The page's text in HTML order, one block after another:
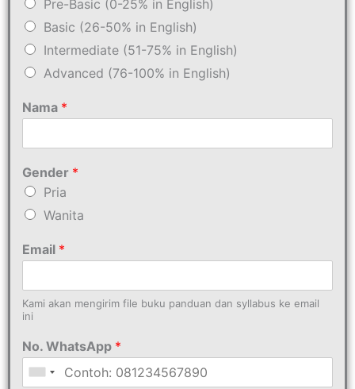
Pre-Basic (0-25% in English)
Basic (26-50% in English)
Intermediate (51-75% in English)
Advanced (76-100% in English)
Nama *
Gender *
Pria
Wanita
Email *
Kami akan mengirim file buku panduan dan syllabus ke email
ini
No. WhatsApp *